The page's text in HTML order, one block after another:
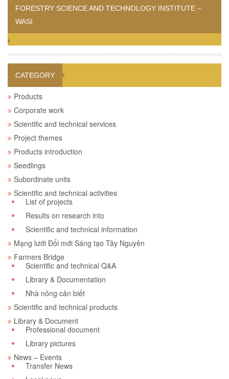
FORESTRY SCIENCE AND TECHNOLOGY INSTITUTE –
WASI
CATEGORY
Products
Corporate work
Scientific and technical services
Project themes
Products introduction
Seedlings
Subordinate units
Scientific and technical activities
List of projects
Results on research into
Scientific and technical information
Mạng lưới Đổi mới Sáng tạo Tây Nguyên
Farmers Bridge
Scientific and technical Q&A
Library & Documentation
Nhà nông cân biết
Scientific and technical products
Library & Document
Professional document
Library pictures
News – Events
Transfer News